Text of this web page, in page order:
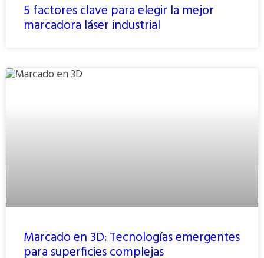
5 factores clave para elegir la mejor
marcadora láser industrial
Marcado en 3D: Tecnologías emergentes
para superficies complejas